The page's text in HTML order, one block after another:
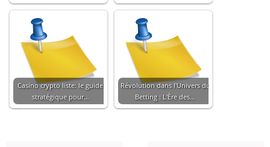
Casino crypto liste: le guide
stratégique pour…
Révolution dans l'Univers du
Betting : L'Ère des…